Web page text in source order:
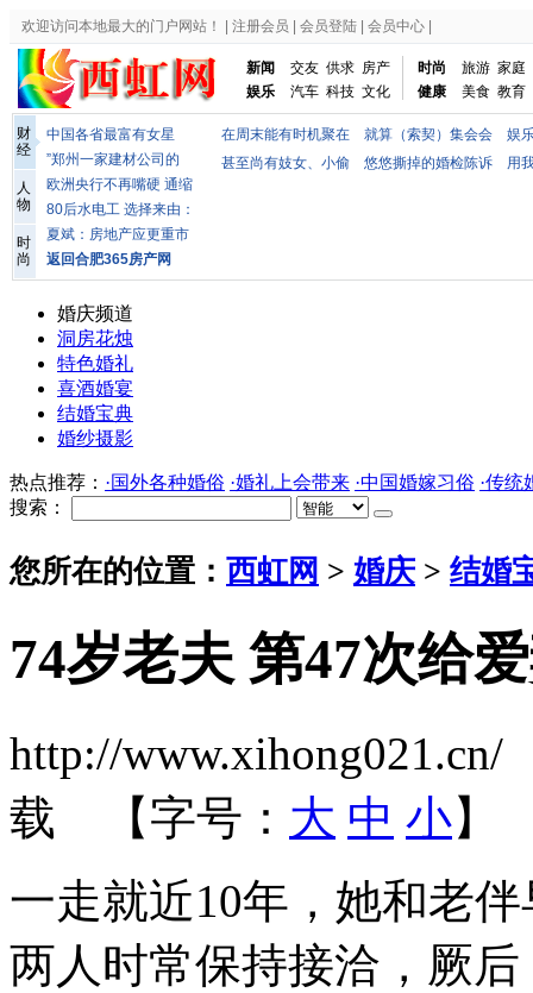
婚庆频道
洞房花烛
特色婚礼
喜酒婚宴
结婚宝典
婚纱摄影
热点推荐： ·国外各种婚俗 ·婚礼上会带来 ·中国婚嫁习俗 ·传统
搜索：
您所在的位置： 西虹网 > 婚庆 > 结婚
74岁老夫 第47次给
http://
载 【字号： 大 中 小】
一走就近10年，她和老
两人时常保持接洽，厥